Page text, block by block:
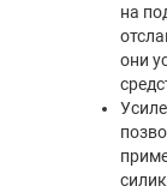
на
они